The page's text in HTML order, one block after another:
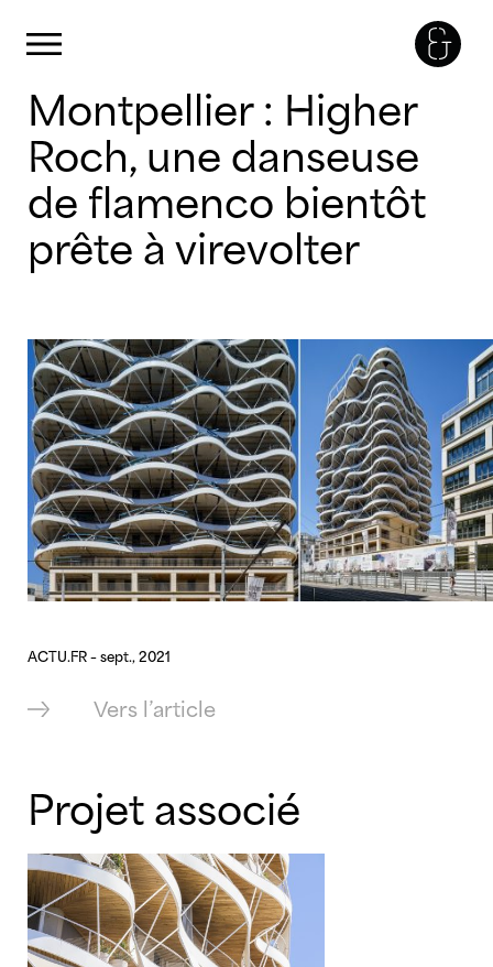
Skip
to
content
Montpellier : Higher
Roch, une danseuse
de flamenco bientôt
prête à virevolter
ACTU.FR – sept., 2021
Vers l’article
Projet associé